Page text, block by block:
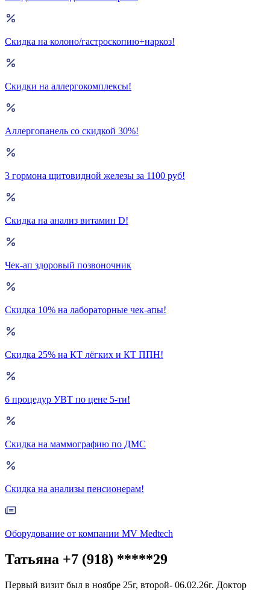
Скидка на колоно/гастроскопию+наркоз!
Скидки на аллергокомплексы!
Аллергопанель со скидкой 30%!
3 гормона щитовидной железы за 1100 руб!
Скидка на анализ витамин D!
Чек-ап здоровый позвоночник
Скидка 10% на лабораторные чек-апы!
Скидка 25% на КТ лёгких и КТ ППН!
6 процедур УВТ по цене 5-ти!
Скидка на маммографию по ДМС
Скидка на анализы пенсионерам!
Оборудование от компании MV Medtech
Татьяна +7 (918) *****29
Первый визит был в ноябре 25г, второй- 06.02.26г. Доктор